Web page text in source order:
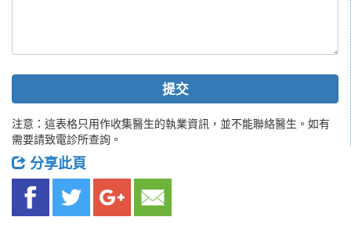
提交
注意：這表格只用作收集醫生的執業資訊，並不能聯絡醫生。如有
需要請致電診所查詢。
分享此頁